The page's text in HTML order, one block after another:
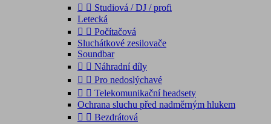
  Studiová / DJ / profi
Letecká
  Počítačová
Sluchátkové zesilovače
Soundbar
  Náhradní díly
  Pro nedoslýchavé
  Telekomunikační headsety
Ochrana sluchu před nadměrným hlukem
  Bezdrátová